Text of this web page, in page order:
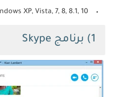
XP, Vista, 7, 8, 8.1, 10
1) برنامج Skype